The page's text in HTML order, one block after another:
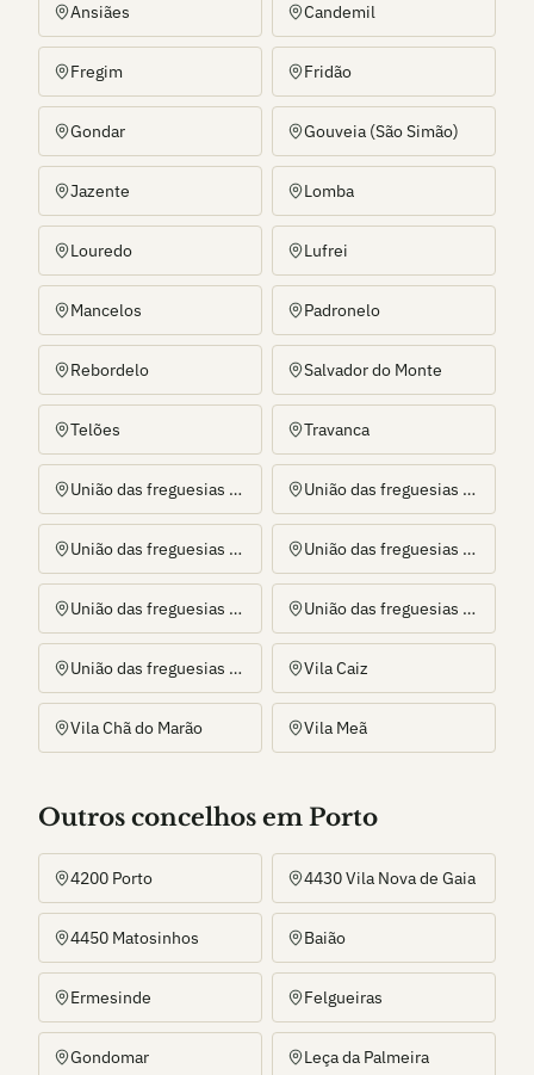
Ansiães Candemil
Fregim Fridão
Gondar Gouveia (São Simão)
Jazente Lomba
Louredo Lufrei
Mancelos Padronelo
Rebordelo Salvador do Monte
Telões Travanca
União das freguesias de Aboadela, Sanche e Várzea União das freguesias de Amarante (São Gonçalo), Madalena, Cepelos e Gatão
União das freguesias de Bustelo, Carneiro e Carvalho de Rei União das freguesias de Figueiró (Santiago e Santa Cristina)
União das freguesias de Freixo de Cima e de Baixo União das freguesias de Olo e Canadelo
União das freguesias de Vila Garcia, Aboim e Chapa Vila Caiz
Vila Chã do Marão Vila Meã
Outros concelhos em Porto
4200 Porto 4430 Vila Nova de Gaia
4450 Matosinhos Baião
Ermesinde Felgueiras
Gondomar Leça da Palmeira